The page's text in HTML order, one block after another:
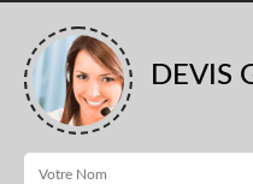
DEVIS